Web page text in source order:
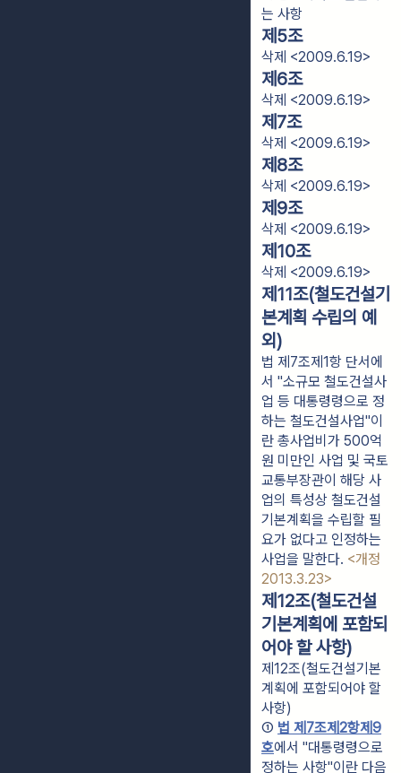
는 사항
제5조
삭제 <2009.6.19>
제6조
삭제 <2009.6.19>
제7조
삭제 <2009.6.19>
제8조
삭제 <2009.6.19>
제9조
삭제 <2009.6.19>
제10조
삭제 <2009.6.19>
제11조(철도건설기
본계획 수립의 예
외)
법 제7조제1항 단서에
서 "소규모 철도건설사
업 등 대통령령으로 정
하는 철도건설사업"이
란 총사업비가 500억
원 미만인 사업 및 국토
교통부장관이 해당 사
업의 특성상 철도건설
기본계획을 수립할 필
요가 없다고 인정하는
사업을 말한다. <개정
2013.3.23>
제12조(철도건설
기본계획에 포함되
어야 할 사항)
제12조(철도건설기본
계획에 포함되어야 할
사항)
① 법 제7조제2항제9
호에서 "대통령령으로
정하는 사항"이란 다음